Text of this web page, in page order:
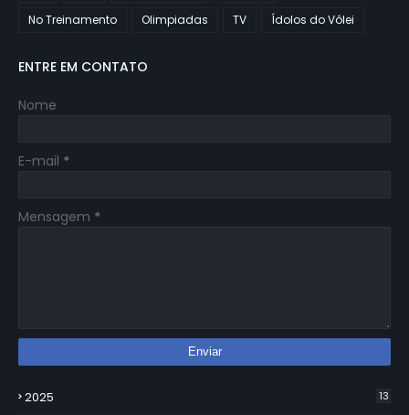
No Treinamento
Olimpiadas TV Ídolos do Vôlei
ENTRE EM CONTATO
Nome
E-mail *
Mensagem *
2025 13